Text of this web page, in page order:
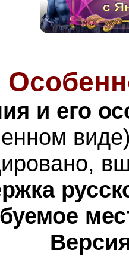
и его